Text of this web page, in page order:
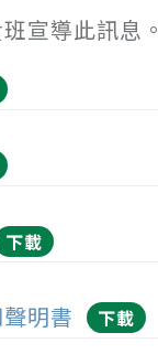
宣導此訊息。
下載
明書 下載